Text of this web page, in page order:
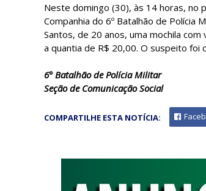
Neste domingo (30), às 14 horas, no
Companhia do 6º Batalhão de Polícia
Santos, de 20 anos, uma mochila
a quantia de R$ 20,00. O suspeito foi
6° Batalhão de Polícia Militar
Seção de Comunicação Social
COMPARTILHE ESTA NOTÍCIA: